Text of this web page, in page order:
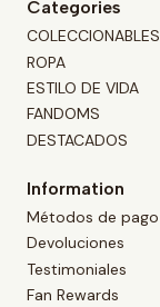
Categories
COLECCIONABLES
ROPA
ESTILO DE VIDA
FANDOMS
DESTACADOS
Information
Métodos de pago
Devoluciones
Testimoniales
Fan Rewards